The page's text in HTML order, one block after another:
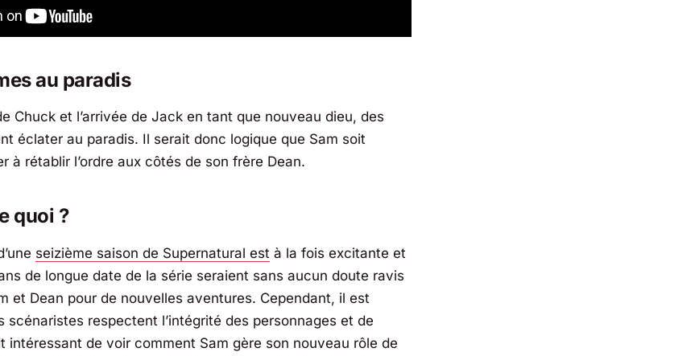
au paradis
Chuck et l’arrivée de Jack en tant que nouveau dieu, des
éclater au paradis. Il serait donc logique que Sam soit
à rétablir l’ordre aux côtés de son frère Dean.
quoi ?
seizième saison de Supernatural est à la fois excitante et
de longue date de la série seraient sans aucun doute ravis
et Dean pour de nouvelles aventures. Cependant, il est
scénaristes respectent l’intégrité des personnages et de
intéressant de voir comment Sam gère son nouveau rôle de